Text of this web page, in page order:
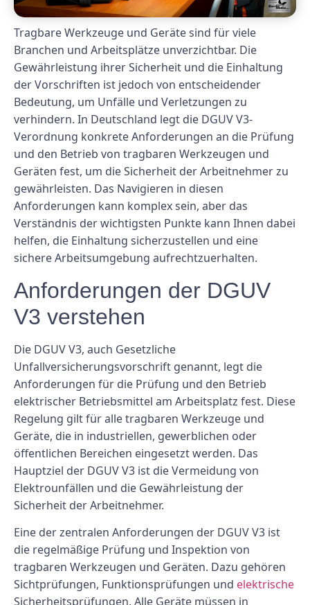
Tragbare Werkzeuge und Geräte sind für viele
Branchen und Arbeitsplätze unverzichtbar. Die
Gewährleistung ihrer Sicherheit und die Einhaltung
der Vorschriften ist jedoch von entscheidender
Bedeutung, um Unfälle und Verletzungen zu
verhindern. In Deutschland legt die DGUV V3-
Verordnung konkrete Anforderungen an die Prüfung
und den Betrieb von tragbaren Werkzeugen und
Geräten fest, um die Sicherheit der Arbeitnehmer zu
gewährleisten. Das Navigieren in diesen
Anforderungen kann komplex sein, aber das
Verständnis der wichtigsten Punkte kann Ihnen dabei
helfen, die Einhaltung sicherzustellen und eine
sichere Arbeitsumgebung aufrechtzuerhalten.
Anforderungen der DGUV
V3 verstehen
Die DGUV V3, auch Gesetzliche
Unfallversicherungsvorschrift genannt, legt die
Anforderungen für die Prüfung und den Betrieb
elektrischer Betriebsmittel am Arbeitsplatz fest. Diese
Regelung gilt für alle tragbaren Werkzeuge und
Geräte, die in industriellen, gewerblichen oder
öffentlichen Bereichen eingesetzt werden. Das
Hauptziel der DGUV V3 ist die Vermeidung von
Elektrounfällen und die Gewährleistung der
Sicherheit der Arbeitnehmer.
Eine der zentralen Anforderungen der DGUV V3 ist
die regelmäßige Prüfung und Inspektion von
tragbaren Werkzeugen und Geräten. Dazu gehören
Sichtprüfungen, Funktionsprüfungen und elektrische
Sicherheitsprüfungen. Alle Geräte müssen in